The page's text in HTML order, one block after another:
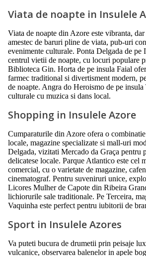
Viata de noapte in Insulele
Viata de noapte din Azore este vibranta,
amestec de baruri pline de viata, pub-uri
evenimente culturale. Ponta Delgada de pe
centrul vietii de noapte, cu locuri populare
Biblioteca Gin. Horta de pe insula Faial
farmec traditional si divertisment modern,
de noapte. Angra do Heroismo de pe insula
culturale cu muzica si dans local.
Shopping in Insulele Azore
Cumparaturile din Azore ofera o
locale, magazine specializate si mall-uri
Delgada, vizitati Mercado da Graça pentru
delicatese locale. Parque Atlantico este cel
comercial, cu o varietate de magazine,
cinematograf. Pentru suveniruri unice,
Licores Mulher de Capote din Ribeira
lichiorurile sale traditionale. Pe Terceira,
Vaquinha este perfect pentru iubitorii de
Sport in Insulele Azores
Va puteti bucura de drumetii prin peisaje
vulcanice, observarea balenelor in apele